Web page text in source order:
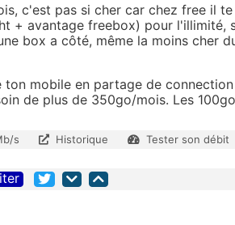
c'est pas si cher car chez free il
+ avantage freebox) pour l'illimité,
box a côté, même la moins cher
mobile en partage de
de plus de 350go/mois. Les
s Historique Tester son débit